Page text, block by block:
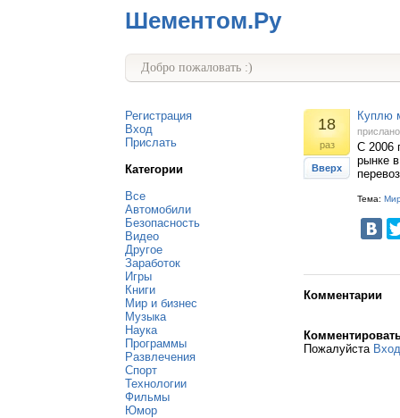
Шементом.Ру
Добро пожаловать :)
Регистрация
Вход
Прислать
Категории
Все
Автомобили
Безопасность
Видео
Другое
Заработок
Игры
Книги
Мир и бизнес
Музыка
Наука
Программы
Развлечения
Спорт
Технологии
Фильмы
Юмор
18
раз
Вверх
Куплю
С 2006
рынке
Тема:
Комментарии
Пожалуйста Вход